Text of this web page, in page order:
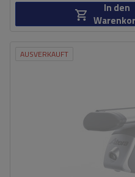
In den
AUSVERKAUFT